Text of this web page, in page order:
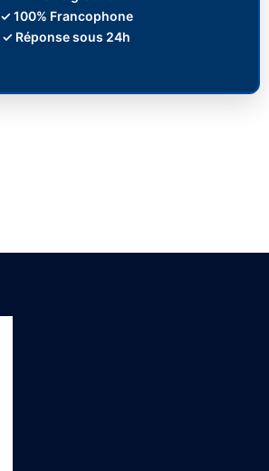
✓ 100% Francophone
✓ Réponse sous 24h